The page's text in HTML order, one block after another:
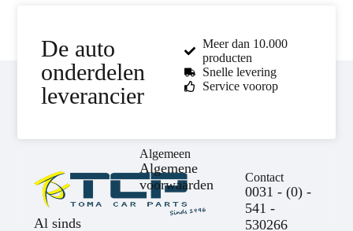
De auto
onderdelen
leverancier
Meer dan 10.000
producten
Snelle levering
Service voorop
Al sinds
Algemeen
Algemene
voorwaarden
Contact
0031 - (0) -
541 -
530266